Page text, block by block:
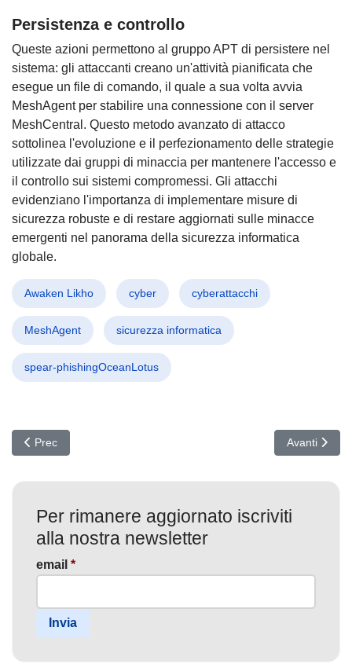
Persistenza e controllo
Queste azioni permettono al gruppo APT di persistere nel
sistema: gli attaccanti creano un'attività pianificata che
esegue un file di comando, il quale a sua volta avvia
MeshAgent per stabilire una connessione con il server
MeshCentral. Questo metodo avanzato di attacco
sottolinea l'evoluzione e il perfezionamento delle strategie
utilizzate dai gruppi di minaccia per mantenere l'accesso e
il controllo sui sistemi compromessi. Gli attacchi
evidenziano l'importanza di implementare misure di
sicurezza robuste e di restare aggiornati sulle minacce
emergenti nel panorama della sicurezza informatica
globale.
Awaken Likho cyber cyberattacchi
MeshAgent sicurezza informatica
spear-phishingOceanLotus
Articolo precedente: Trucchi per Giochi: L'Inganno del Malware
Prec Articolo
Avanti
Per rimanere aggiornato iscriviti
alla nostra newsletter
email *
Invia